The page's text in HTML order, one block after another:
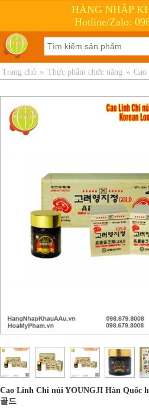
HÀNG NHẬP
Hotline/Zalo:
Trang chủ » Thực phẩm chức năng »
Cao Linh Chi núi YOUNGJI Hàn Quốc
골드